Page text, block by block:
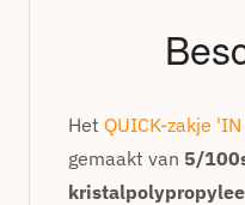
Het QUICK-zakje
gemaakt van 5/